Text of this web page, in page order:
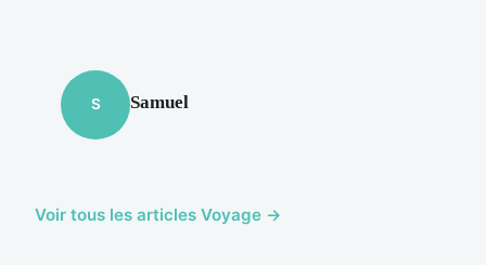
S Samuel
Voir tous les articles Voyage →